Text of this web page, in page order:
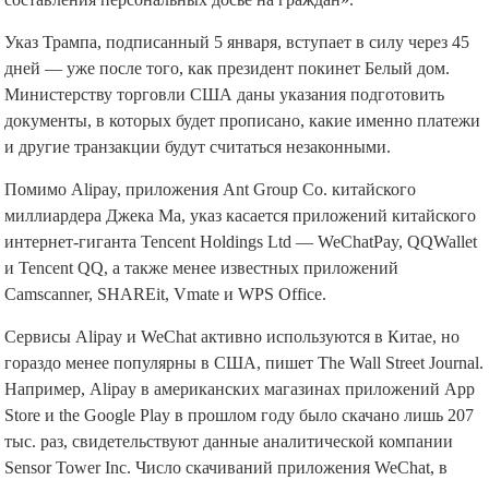
Указ Трампа, подписанный 5 января, вступает в силу через 45
дней — уже после того, как президент покинет Белый дом.
Министерству торговли США даны указания подготовить
документы, в которых будет прописано, какие именно платежи
и другие транзакции будут считаться незаконными.
Помимо Alipay, приложения Ant Group Co. китайского
миллиардера Джека Ма, указ касается приложений китайского
интернет-гиганта Tencent Holdings Ltd — WeChatPay, QQWallet
и Tencent QQ, а также менее известных приложений
Camscanner, SHAREit, Vmate и WPS Office.
Сервисы Alipay и WeChat активно используются в Китае, но
гораздо менее популярны в США, пишет The Wall Street Journal.
Например, Alipay в американских магазинах приложений App
Store и the Google Play в прошлом году было скачано лишь 207
тыс. раз, свидетельствуют данные аналитической компании
Sensor Tower Inc. Число скачиваний приложения WeChat, в